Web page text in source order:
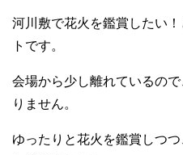
河川敷で花火を鑑賞したい
トです。
会場から少し離れているの
りません。
ゆったりと花火を鑑賞しつ